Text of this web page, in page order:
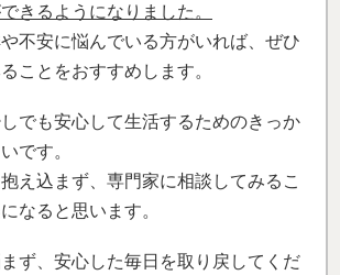
きるようになりました。
不安に悩んでいる方がいれば、ぜひ
ことをおすすめします。
でも安心して生活するためのきっか
です。
え込まず、専門家に相談してみるこ
なると思います。
ず、安心した毎日を取り戻してくだ